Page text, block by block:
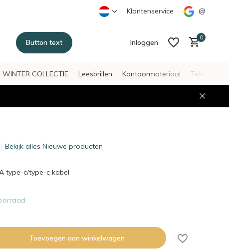
Klantenservice @
Button text Inloggen
0
WINTER COLLECTIE Leesbrillen Kantoormateriaal
Bekijk alles Nieuwe producten
type-c/type-c kabel
Toevoegen aan winkelwagen